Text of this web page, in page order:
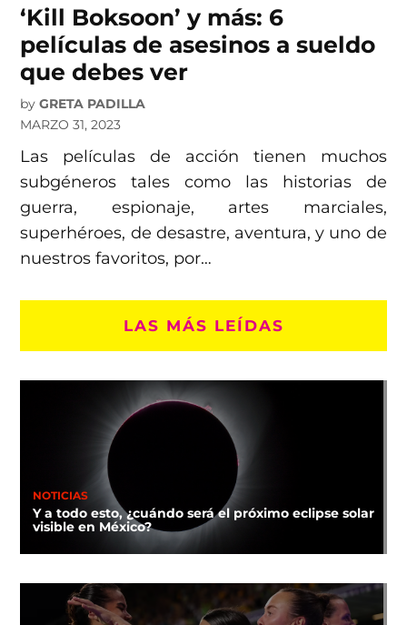
‘Kill Boksoon’ y más: 6
películas de asesinos a sueldo
que debes ver
by GRETA PADILLA
MARZO 31, 2023
Las películas de acción tienen muchos
subgéneros tales como las historias de
guerra, espionaje, artes marciales,
superhéroes, de desastre, aventura, y uno de
nuestros favoritos, por…
LAS MÁS LEÍDAS
NOTICIAS
Y a todo esto, ¿cuándo será el próximo eclipse solar
visible en México?